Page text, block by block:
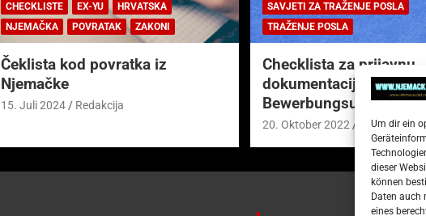
Um dir ein
dieser
können
Daten auch
eines
CHECKLISTE EX-YU
HRVATSKA
NJEMAČKA
POVRATAK ZAKONI
Čeklista kod povratka iz
Njemačke
15. Juli 2024 Redakcija
SAVJETI ZA TRAŽENJE POSLA
TRAŽENJE POSLA
Checklista za prijavnu
dokumentaciju (njem.
20. Oktober 2022 Redakcija